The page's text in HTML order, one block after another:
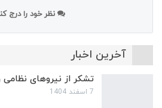
نظر خود را درج
آخرین اخبار
تشکر از نیروهای نظامی
7 اسفند 1404